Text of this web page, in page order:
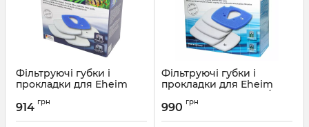
Фільтруючі губки і
прокладки для Eheim
450/700/600T (2616760)
Артикул: 2616760
914 грн
Фільтруючі губки і
прокладки для Eheim
professionel 3 1200XL/T
2080/2180 (2616802)
Артикул: 2616802
990 грн